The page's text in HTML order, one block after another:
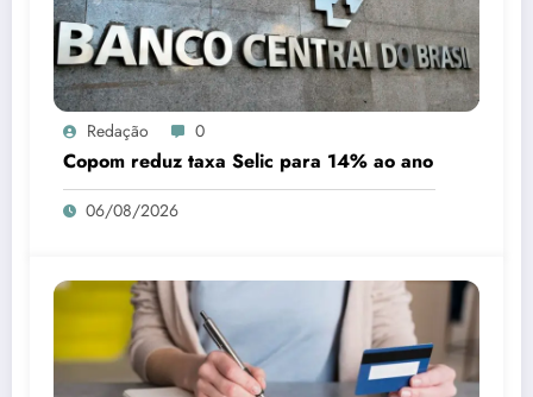
Redação 0
Copom reduz taxa Selic para 14% ao ano
06/08/2026